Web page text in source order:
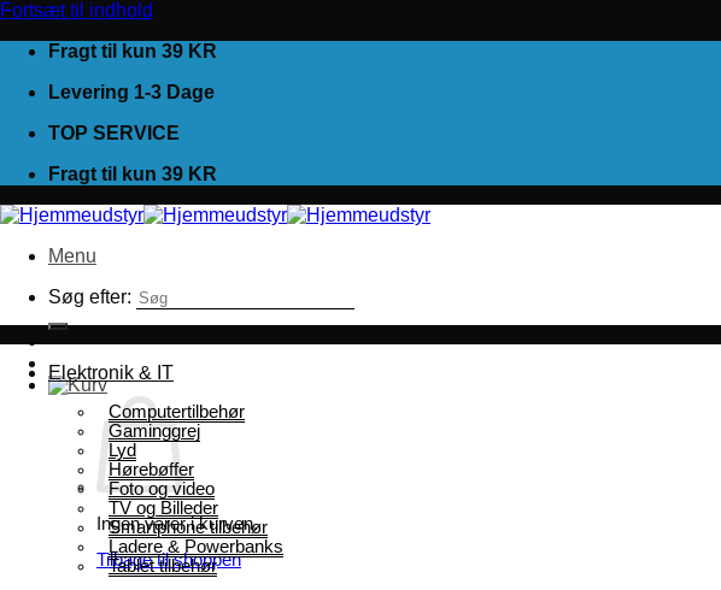
Fortsæt til indhold
Fragt til kun 39 KR
Levering 1-3 Dage
TOP SERVICE
Fragt til kun 39 KR
Menu
Søg efter:
Ingen varer i kurven.
Tilbage til shoppen
Elektronik & IT
Computertilbehør
Gaminggrej
Lyd
Hørebøffer
Foto og video
TV og Billeder
Smartphone tilbehør
Ladere & Powerbanks
Tablet tilbehør